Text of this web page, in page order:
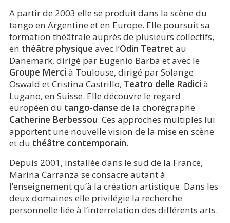
A partir de 2003 elle se produit dans la scène du
tango en Argentine et en Europe. Elle poursuit sa
formation théâtrale auprès de plusieurs collectifs,
en théâtre physique avec l’Odin Teatret au
Danemark, dirigé par Eugenio Barba et avec le
Groupe Merci à Toulouse, dirigé par Solange
Oswald et Cristina Castrillo, Teatro delle Radici à
Lugano, en Suisse. Elle découvre le regard
européen du tango-danse de la chorégraphe
Catherine Berbessou. Ces approches multiples lui
apportent une nouvelle vision de la mise en scène
et du théâtre contemporain.
Depuis 2001, installée dans le sud de la France,
Marina Carranza se consacre autant à
l’enseignement qu’à la création artistique. Dans les
deux domaines elle privilégie la recherche
personnelle liée à l’interrelation des différents arts.